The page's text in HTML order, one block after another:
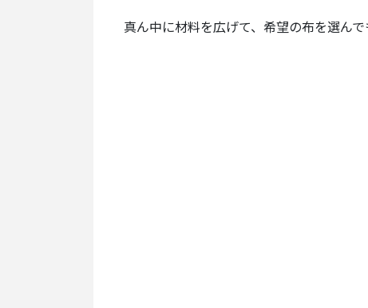
真ん中に材料を広げて、希望の布を選んで